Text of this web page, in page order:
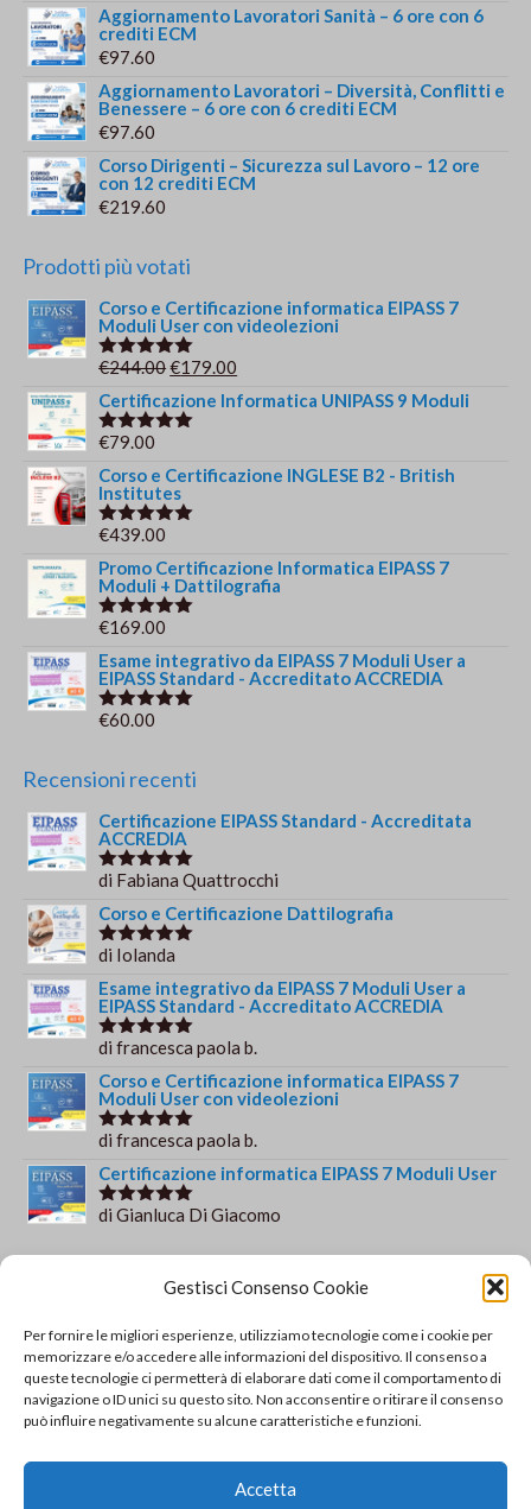
Gestisci Consenso Cookie
Per fornire le migliori esperienze, utilizziamo tecnologie come i cookie per
memorizzare e/o accedere alle informazioni del dispositivo. Il consenso a
queste tecnologie ci permetterà di elaborare dati come il comportamento di
navigazione o ID unici su questo sito. Non acconsentire o ritirare il consenso
può influire negativamente su alcune caratteristiche e funzioni.
Accetta
Aggiornamento Lavoratori Sanità – 6 ore con 6
crediti ECM
€97.60
Aggiornamento Lavoratori – Diversità, Conflitti e
Benessere – 6 ore con 6 crediti ECM
€97.60
Corso Dirigenti – Sicurezza sul Lavoro – 12 ore
con 12 crediti ECM
€219.60
Prodotti più votati
Corso e Certificazione informatica EIPASS 7
Moduli User con videolezioni
Valutato
€244.00Il
prezzo
originale
€244.00.
€179.00
prezzo
€179.00.
Certificazione Informatica UNIPASS 9 Moduli
Valutato
€79.00
Corso e Certificazione INGLESE B2 - British
Institutes
Valutato
€439.00
Promo Certificazione Informatica EIPASS 7
Moduli + Dattilografia
Valutato
€169.00
Esame integrativo da EIPASS 7 Moduli User a
EIPASS Standard - Accreditato ACCREDIA
Valutato
€60.00
Recensioni recenti
Certificazione EIPASS Standard - Accreditata
ACCREDIA
Valutato5
di Fabiana Quattrocchi
Corso e Certificazione Dattilografia
Valutato5
di Iolanda
Esame integrativo da EIPASS 7 Moduli User a
EIPASS Standard - Accreditato ACCREDIA
Valutato5
di francesca paola b.
Corso e Certificazione informatica EIPASS 7
Moduli User con videolezioni
Valutato5
di francesca paola b.
Certificazione informatica EIPASS 7 Moduli User
Valutato5
di Gianluca Di Giacomo
84013 Cava de' Tirreni
+39 329 952 9244
info@solsisacademy.it
Lun-Ven: 09:30-18:30, Sab: 10:00-12:00
Pausa pranzo: 13:30-15:30